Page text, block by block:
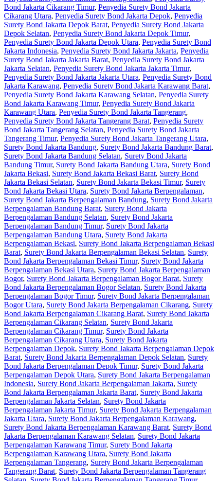
Bond Jakarta Cikarang Timur, Penyedia Surety Bond Jakarta
Cikarang Utara, Penyedia Surety Bond Jakarta Depok, Penyedia
Surety Bond Jakarta Depok Barat, Penyedia Surety Bond Jakarta
Depok Selatan, Penyedia Surety Bond Jakarta Depok Timur,
Penyedia Surety Bond Jakarta Depok Utara, Penyedia Surety Bond
Jakarta Indonesia, Penyedia Surety Bond Jakarta Jakarta, Penyedia
Surety Bond Jakarta Jakarta Barat, Penyedia Surety Bond Jakarta
Jakarta Selatan, Penyedia Surety Bond Jakarta Jakarta Timur,
Penyedia Surety Bond Jakarta Jakarta Utara, Penyedia Surety Bond
Jakarta Karawang, Penyedia Surety Bond Jakarta Karawang Barat,
Penyedia Surety Bond Jakarta Karawang Selatan, Penyedia Surety
Bond Jakarta Karawang Timur, Penyedia Surety Bond Jakarta
Karawang Utara, Penyedia Surety Bond Jakarta Tangerang,
Penyedia Surety Bond Jakarta Tangerang Barat, Penyedia Surety
Bond Jakarta Tangerang Selatan, Penyedia Surety Bond Jakarta
Tangerang Timur, Penyedia Surety Bond Jakarta Tangerang Utara,
Surety Bond Jakarta Bandung, Surety Bond Jakarta Bandung Barat,
Surety Bond Jakarta Bandung Selatan, Surety Bond Jakarta
Bandung Timur, Surety Bond Jakarta Bandung Utara, Surety Bond
Jakarta Bekasi, Surety Bond Jakarta Bekasi Barat, Surety Bond
Jakarta Bekasi Selatan, Surety Bond Jakarta Bekasi Timur, Surety
Bond Jakarta Bekasi Utara, Surety Bond Jakarta Berpengalaman,
Surety Bond Jakarta Berpengalaman Bandung, Surety Bond Jakarta
Berpengalaman Bandung Barat, Surety Bond Jakarta
Berpengalaman Bandung Selatan, Surety Bond Jakarta
Berpengalaman Bandung Timur, Surety Bond Jakarta
Berpengalaman Bandung Utara, Surety Bond Jakarta
Berpengalaman Bekasi, Surety Bond Jakarta Berpengalaman Bekasi
Barat, Surety Bond Jakarta Berpengalaman Bekasi Selatan, Surety
Bond Jakarta Berpengalaman Bekasi Timur, Surety Bond Jakarta
Berpengalaman Bekasi Utara, Surety Bond Jakarta Berpengalaman
Bogor, Surety Bond Jakarta Berpengalaman Bogor Barat, Surety
Bond Jakarta Berpengalaman Bogor Selatan, Surety Bond Jakarta
Berpengalaman Bogor Timur, Surety Bond Jakarta Berpengalaman
Bogor Utara, Surety Bond Jakarta Berpengalaman Cikarang, Surety
Bond Jakarta Berpengalaman Cikarang Barat, Surety Bond Jakarta
Berpengalaman Cikarang Selatan, Surety Bond Jakarta
Berpengalaman Cikarang Timur, Surety Bond Jakarta
Berpengalaman Cikarang Utara, Surety Bond Jakarta
Berpengalaman Depok, Surety Bond Jakarta Berpengalaman Depok
Barat, Surety Bond Jakarta Berpengalaman Depok Selatan, Surety
Bond Jakarta Berpengalaman Depok Timur, Surety Bond Jakarta
Berpengalaman Depok Utara, Surety Bond Jakarta Berpengalaman
Indonesia, Surety Bond Jakarta Berpengalaman Jakarta, Surety
Bond Jakarta Berpengalaman Jakarta Barat, Surety Bond Jakarta
Berpengalaman Jakarta Selatan, Surety Bond Jakarta
Berpengalaman Jakarta Timur, Surety Bond Jakarta Berpengalaman
Jakarta Utara, Surety Bond Jakarta Berpengalaman Karawang,
Surety Bond Jakarta Berpengalaman Karawang Barat, Surety Bond
Jakarta Berpengalaman Karawang Selatan, Surety Bond Jakarta
Berpengalaman Karawang Timur, Surety Bond Jakarta
Berpengalaman Karawang Utara, Surety Bond Jakarta
Berpengalaman Tangerang, Surety Bond Jakarta Berpengalaman
Tangerang Barat, Surety Bond Jakarta Berpengalaman Tangerang